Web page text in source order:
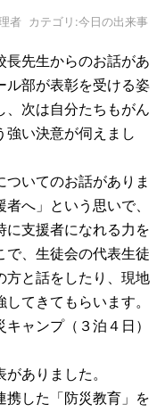
者 カテゴリ:今日の出来事
先生からのお話があ
ル部が表彰を受ける姿
、次は自分たちもがん
強い決意が伺えまし
いてのお話がありま
へ」という思いで、
に支援者になれる力を
で、生徒会の代表生徒
方と話をしたり、現地
てきてもらいます。
ャンプ（３泊４日）
ありました。
した「防災教育」を